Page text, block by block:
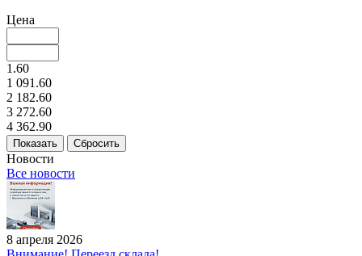
Цена
1.60
1 091.60
2 182.60
3 272.60
4 362.90
Сбросить
Новости
Все новости
8 апреля 2026